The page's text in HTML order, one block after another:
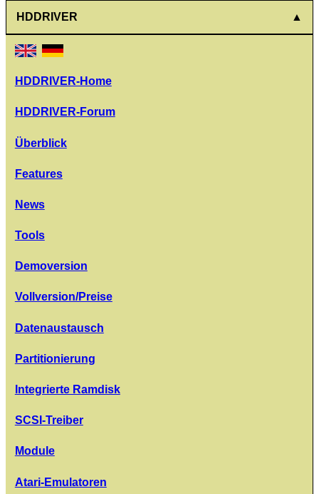
HDDRIVER
HDDRIVER-Home
HDDRIVER-Forum
Überblick
Features
News
Tools
Demoversion
Vollversion/Preise
Datenaustausch
Partitionierung
Integrierte Ramdisk
SCSI-Treiber
Module
Atari-Emulatoren